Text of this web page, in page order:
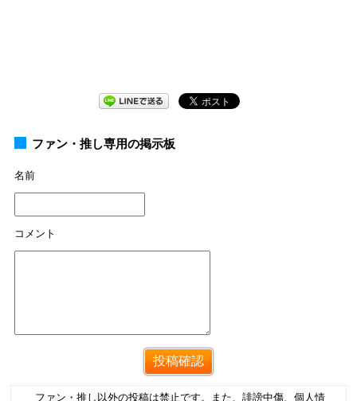
ファン・推し専用の掲示板
名前
コメント
ファン・推し以外の投稿は禁止です。また、誹謗中傷、個人情